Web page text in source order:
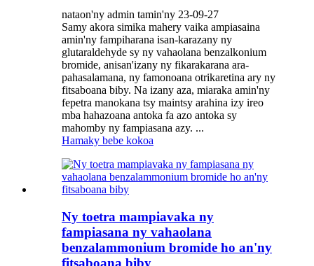
nataon'ny admin tamin'ny 23-09-27
Samy akora simika mahery vaika ampiasaina
amin'ny fampiharana isan-karazany ny
glutaraldehyde sy ny vahaolana benzalkonium
bromide, anisan'izany ny fikarakarana ara-
pahasalamana, ny famonoana otrikaretina ary ny
fitsaboana biby. Na izany aza, miaraka amin'ny
fepetra manokana tsy maintsy arahina izy ireo
mba hahazoana antoka fa azo antoka sy
mahomby ny fampiasana azy. ...
Hamaky bebe kokoa
Ny toetra mampiavaka ny
fampiasana ny vahaolana
benzalammonium bromide ho an'ny
fitsaboana biby